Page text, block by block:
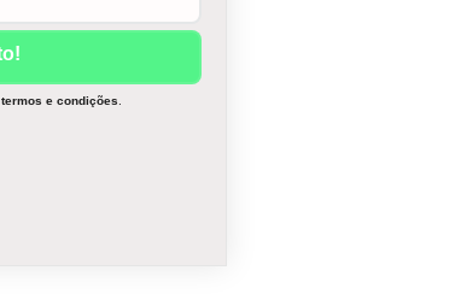
termos e condições